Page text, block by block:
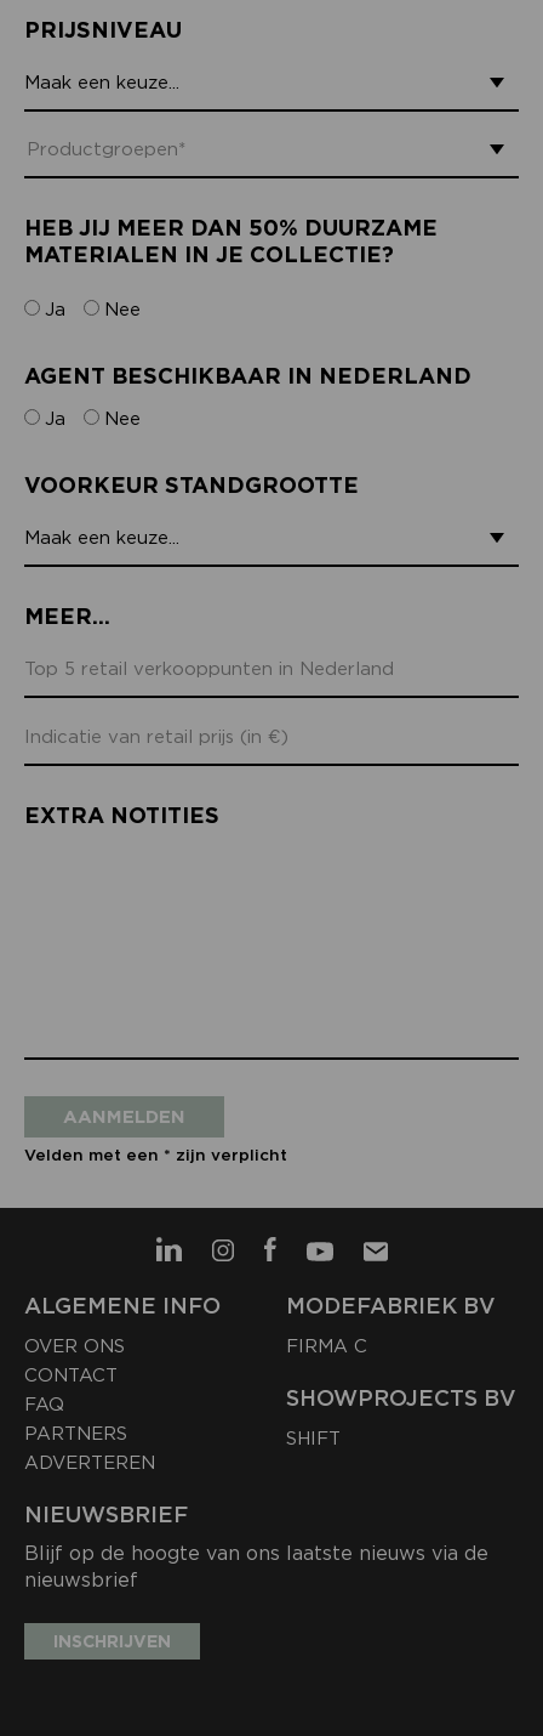
PRIJSNIVEAU
HEB JIJ MEER DAN 50% DUURZAME
MATERIALEN IN JE COLLECTIE?
Ja Nee
AGENT BESCHIKBAAR IN NEDERLAND
Ja Nee
VOORKEUR STANDGROOTTE
MEER...
EXTRA NOTITIES
AANMELDEN
Velden met een * zijn verplicht
ALGEMENE INFO
OVER ONS
CONTACT
FAQ
PARTNERS
ADVERTEREN
MODEFABRIEK BV
FIRMA C
SHOWPROJECTS BV
SHIFT
NIEUWSBRIEF
Blijf op de hoogte van ons laatste nieuws via de
nieuwsbrief
INSCHRIJVEN